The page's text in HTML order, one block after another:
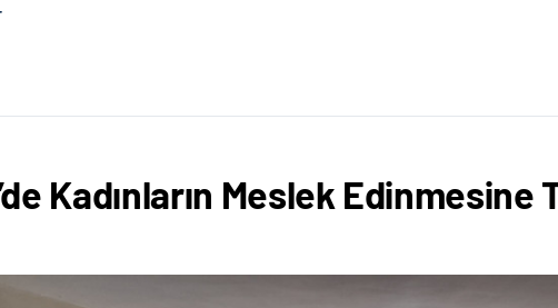
Kadınların Meslek Edinmesine